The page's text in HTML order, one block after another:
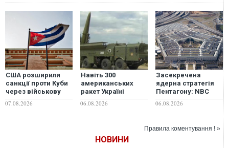
США розширили
санкції проти Куби
через військову
Росією та Китаєм
07.08.2026
Навіть 300
американських
ракет Україні
2,5-3 місяці
обстрілів - експерт
06.08.2026
Засекречена
ядерна стратегія
Пентагону: NBC
можливий
06.08.2026
Правила коментування ! »
НОВИНИ